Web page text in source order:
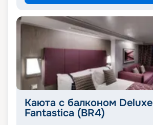
Каюта с балконом Deluxe
Fantastica (BR4)